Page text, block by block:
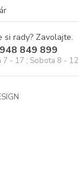
si rady? Zavolajte.
849 899
7 - 17 ; Sobota 8 - 12